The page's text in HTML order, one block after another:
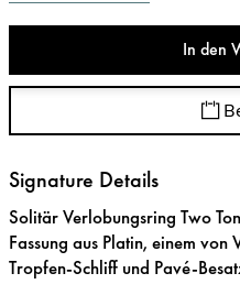
In den
Signature Details
Solitär Verlobungsring Two
Fassung aus Platin, einem von
Tropfen-Schliff und Pavé-